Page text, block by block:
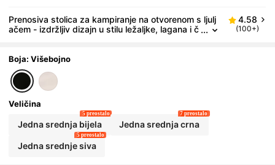
Prenosiva stolica za kampiranje na otvorenom s ljulj
ačem - izdržljiv dizajn u stilu ležaljke, lagana i č
amp stolica, ljuljačka ležaljka, jedna viseća stolica z
a odmor, čvrst i izdržljiv materijal, viseća stolica za
opuštanje i odmor, jednostavna montaža, sklopivo p
ohranjivanje, nezaobilazan dodatak za putovanja
4.58
(100+)
Boja: Višebojno
Veličina
Jedna srednja bijela
5 preostalo
Jedna srednja crna
7 preostalo
Jedna srednje siva
5 preostalo